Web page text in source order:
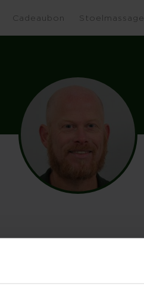
Cadeaubon Stoelmassage
van 46 jaar jong.